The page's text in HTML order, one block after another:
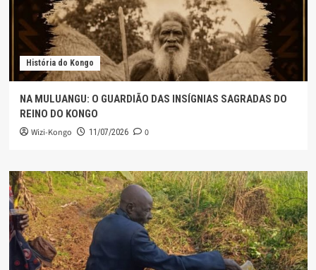
História do Kongo
NA MULUANGU: O GUARDIÃO DAS INSÍGNIAS SAGRADAS DO
REINO DO KONGO
Wizi-Kongo 11/07/2026 0